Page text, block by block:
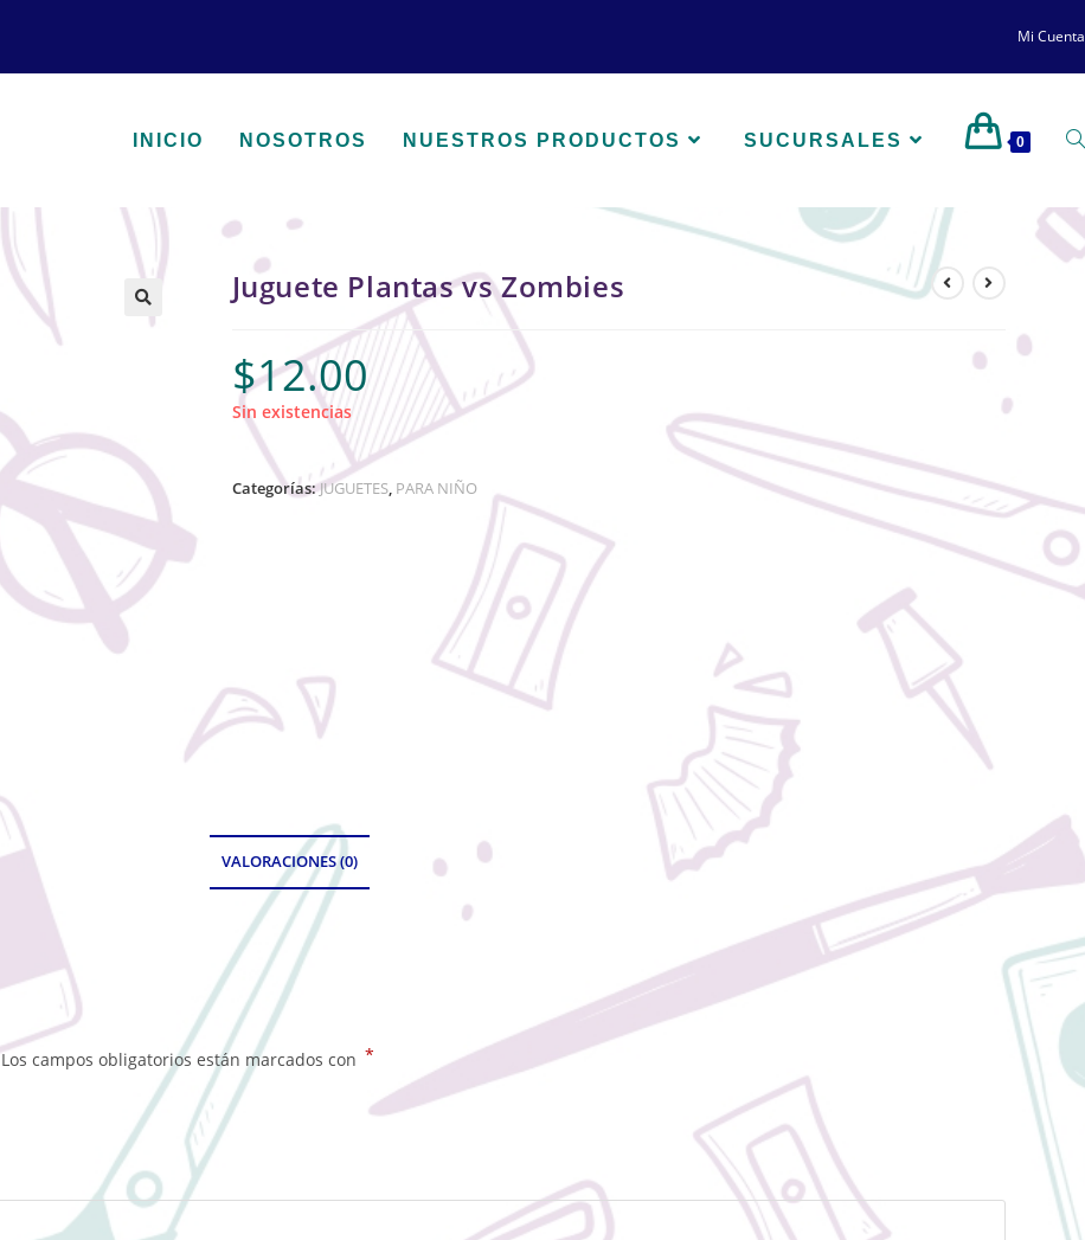
Mi Cuenta
INICIO NOSOTROS NUESTROS PRODUCTOS SUCURSALES 0
🔍
Juguete Plantas vs Zombies
$12.00
Sin existencias
Categorías:JUGUETES, PARA NIÑO
VALORACIONES (0)
Los campos obligatorios están marcados con *